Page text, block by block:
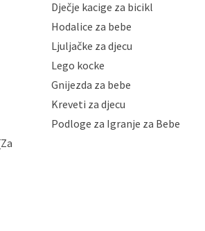
Mae.hr štiti privatnost svojih
web stranica, čuva povjerljivost
podataka te omogućava pristup i
podataka samo onim svojim
kojima su isti potrebni radi provedbe
su dozvoljeni zakonima. Napominjemo
doba, u potpunosti ili djelomice,
aktivnosti obrade Vaših osobnih
privole možete podnijeti poštom na
adresu ili e-mailom na adresu:
Dječje kacige za bicikl
Hodalice za bebe
Ljuljačke za djecu
Lego kocke
Gnijezda za bebe
Kreveti za djecu
Podloge za Igranje za Bebe